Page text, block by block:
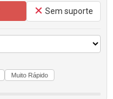
Sem suporte
Muito Rápido